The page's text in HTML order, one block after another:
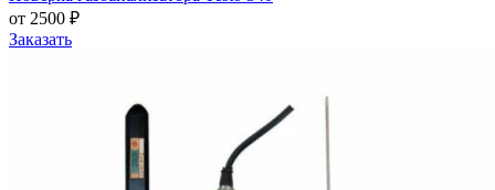
от 2500 ₽
Заказать